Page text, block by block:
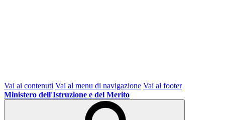
Vai ai contenuti Vai al menu di navigazione Vai al footer
Ministero dell'Istruzione e del Merito